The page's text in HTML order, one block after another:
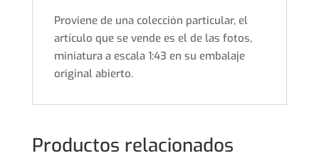
Proviene de una colección particular, el
artículo que se vende es el de las fotos,
miniatura a escala 1:43 en su embalaje
original abierto.
Productos relacionados